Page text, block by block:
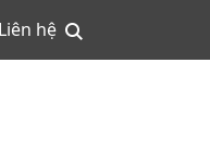
Liên hệ